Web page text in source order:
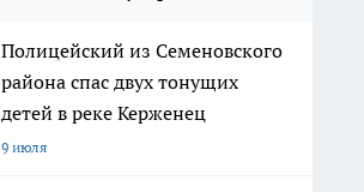
Полицейский из Семеновского
района спас двух тонущих
детей в реке Керженец
9 июля